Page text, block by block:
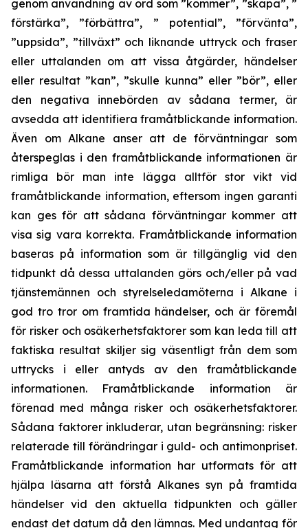
genom användning av ord som ”kommer”, ”skapa”, ”
förstärka”, ”förbättra”, ” potential”, ”förvänta”,
”uppsida”, ”tillväxt” och liknande uttryck och fraser
eller uttalanden om att vissa åtgärder, händelser
eller resultat ”kan”, ”skulle kunna” eller ”bör”, eller
den negativa innebörden av sådana termer, är
avsedda att identifiera framåtblickande information.
Även om Alkane anser att de förväntningar som
återspeglas i den framåtblickande informationen är
rimliga bör man inte lägga alltför stor vikt vid
framåtblickande information, eftersom ingen garanti
kan ges för att sådana förväntningar kommer att
visa sig vara korrekta. Framåtblickande information
baseras på information som är tillgänglig vid den
tidpunkt då dessa uttalanden görs och/eller på vad
tjänstemännen och styrelseledamöterna i Alkane i
god tro tror om framtida händelser, och är föremål
för risker och osäkerhetsfaktorer som kan leda till att
faktiska resultat skiljer sig väsentligt från dem som
uttrycks i eller antyds av den framåtblickande
informationen. Framåtblickande information är
förenad med många risker och osäkerhetsfaktorer.
Sådana faktorer inkluderar, utan begränsning: risker
relaterade till förändringar i guld- och antimonpriset.
Framåtblickande information har utformats för att
hjälpa läsarna att förstå Alkanes syn på framtida
händelser vid den aktuella tidpunkten och gäller
endast det datum då den lämnas. Med undantag för